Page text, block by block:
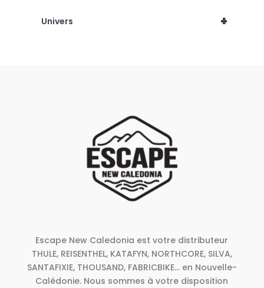
+
Univers
Escape New Caledonia est votre distributeur
THULE, REISENTHEL, KATAFYN, NORTHCORE, SILVA,
SANTAFIXIE, THOUSAND, FABRICBIKE... en Nouvelle-
Calédonie. Nous sommes à votre disposition